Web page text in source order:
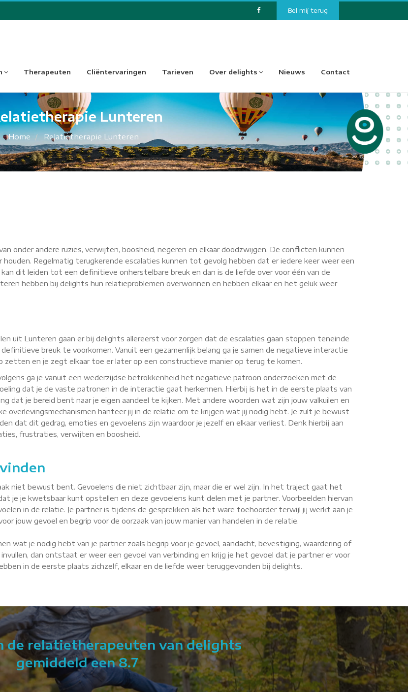
Bel mij terug
Therapeuten Cliëntervaringen Tarieven Over delights Nieuws Contact
Lunteren
Home Relatietherapie Lunteren
onder andere ruzies, verwijten, boosheid, negeren en elkaar doodzwijgen. De conflicten kunnen
Regelmatig terugkerende escalaties kunnen tot gevolg hebben dat er iedere keer weer een
dit leiden tot een definitieve onherstelbare breuk en dan is de liefde over voor één van de
hebben bij delights hun relatieproblemen overwonnen en hebben elkaar en het geluk weer
uit Lunteren gaan er bij delights allereerst voor zorgen dat de escalaties gaan stoppen teneinde
definitieve breuk te voorkomen. Vanuit een gezamenlijk belang ga je samen de negatieve interactie
zetten en je zegt elkaar toe er later op een constructieve manier op terug te komen.
ga je vanuit een wederzijdse betrokkenheid het negatieve patroon onderzoeken met de
dat je de vaste patronen in de interactie gaat herkennen. Hierbij is het in de eerste plaats van
dat je bereid bent naar je eigen aandeel te kijken. Met andere woorden wat zijn jouw valkuilen en
overlevingsmechanismen hanteer jij in de relatie om te krijgen wat jij nodig hebt. Je zult je bewust
dat dit gedrag, emoties en gevoelens zijn waardoor je jezelf en elkaar verliest. Denk hierbij aan
frustraties, verwijten en boosheid.
niet bewust bent. Gevoelens die niet zichtbaar zijn, maar die er wel zijn. In het traject gaat het
je je kwetsbaar kunt opstellen en deze gevoelens kunt delen met je partner. Voorbeelden hiervan
in de relatie. Je partner is tijdens de gesprekken als het ware toehoorder terwijl jij werkt aan je
jouw gevoel en begrip voor de oorzaak van jouw manier van handelen in de relatie.
wat je nodig hebt van je partner zoals begrip voor je gevoel, aandacht, bevestiging, waardering of
dan ontstaat er weer een gevoel van verbinding en krijg je het gevoel dat je partner er voor
in de eerste plaats zichzelf, elkaar en de liefde weer teruggevonden bij delights.
de relatietherapeuten van delights
gemiddeld een 8.7